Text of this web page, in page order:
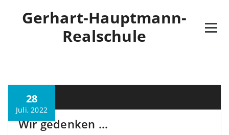
Gerhart-Hauptmann-
Realschule
28
Juli, 2022
M. Özkan
Wir gedenken …